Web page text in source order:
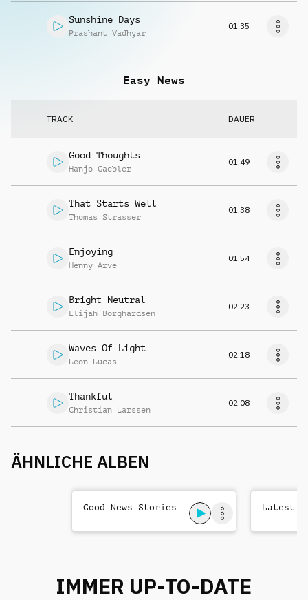
Sunshine Days
Prashant Vadhyar
01:35
Easy News
TRACK DAUER
Good Thoughts
Hanjo Gaebler
01:49
That Starts Well
Thomas Strasser
01:38
Enjoying
Henny Arve
01:54
Bright Neutral
Elijah Borghardsen
02:23
Waves Of Light
Leon Lucas
02:18
Thankful
Christian Larssen
02:08
ÄHNLICHE ALBEN
Good News Stories Latest
IMMER UP-TO-DATE